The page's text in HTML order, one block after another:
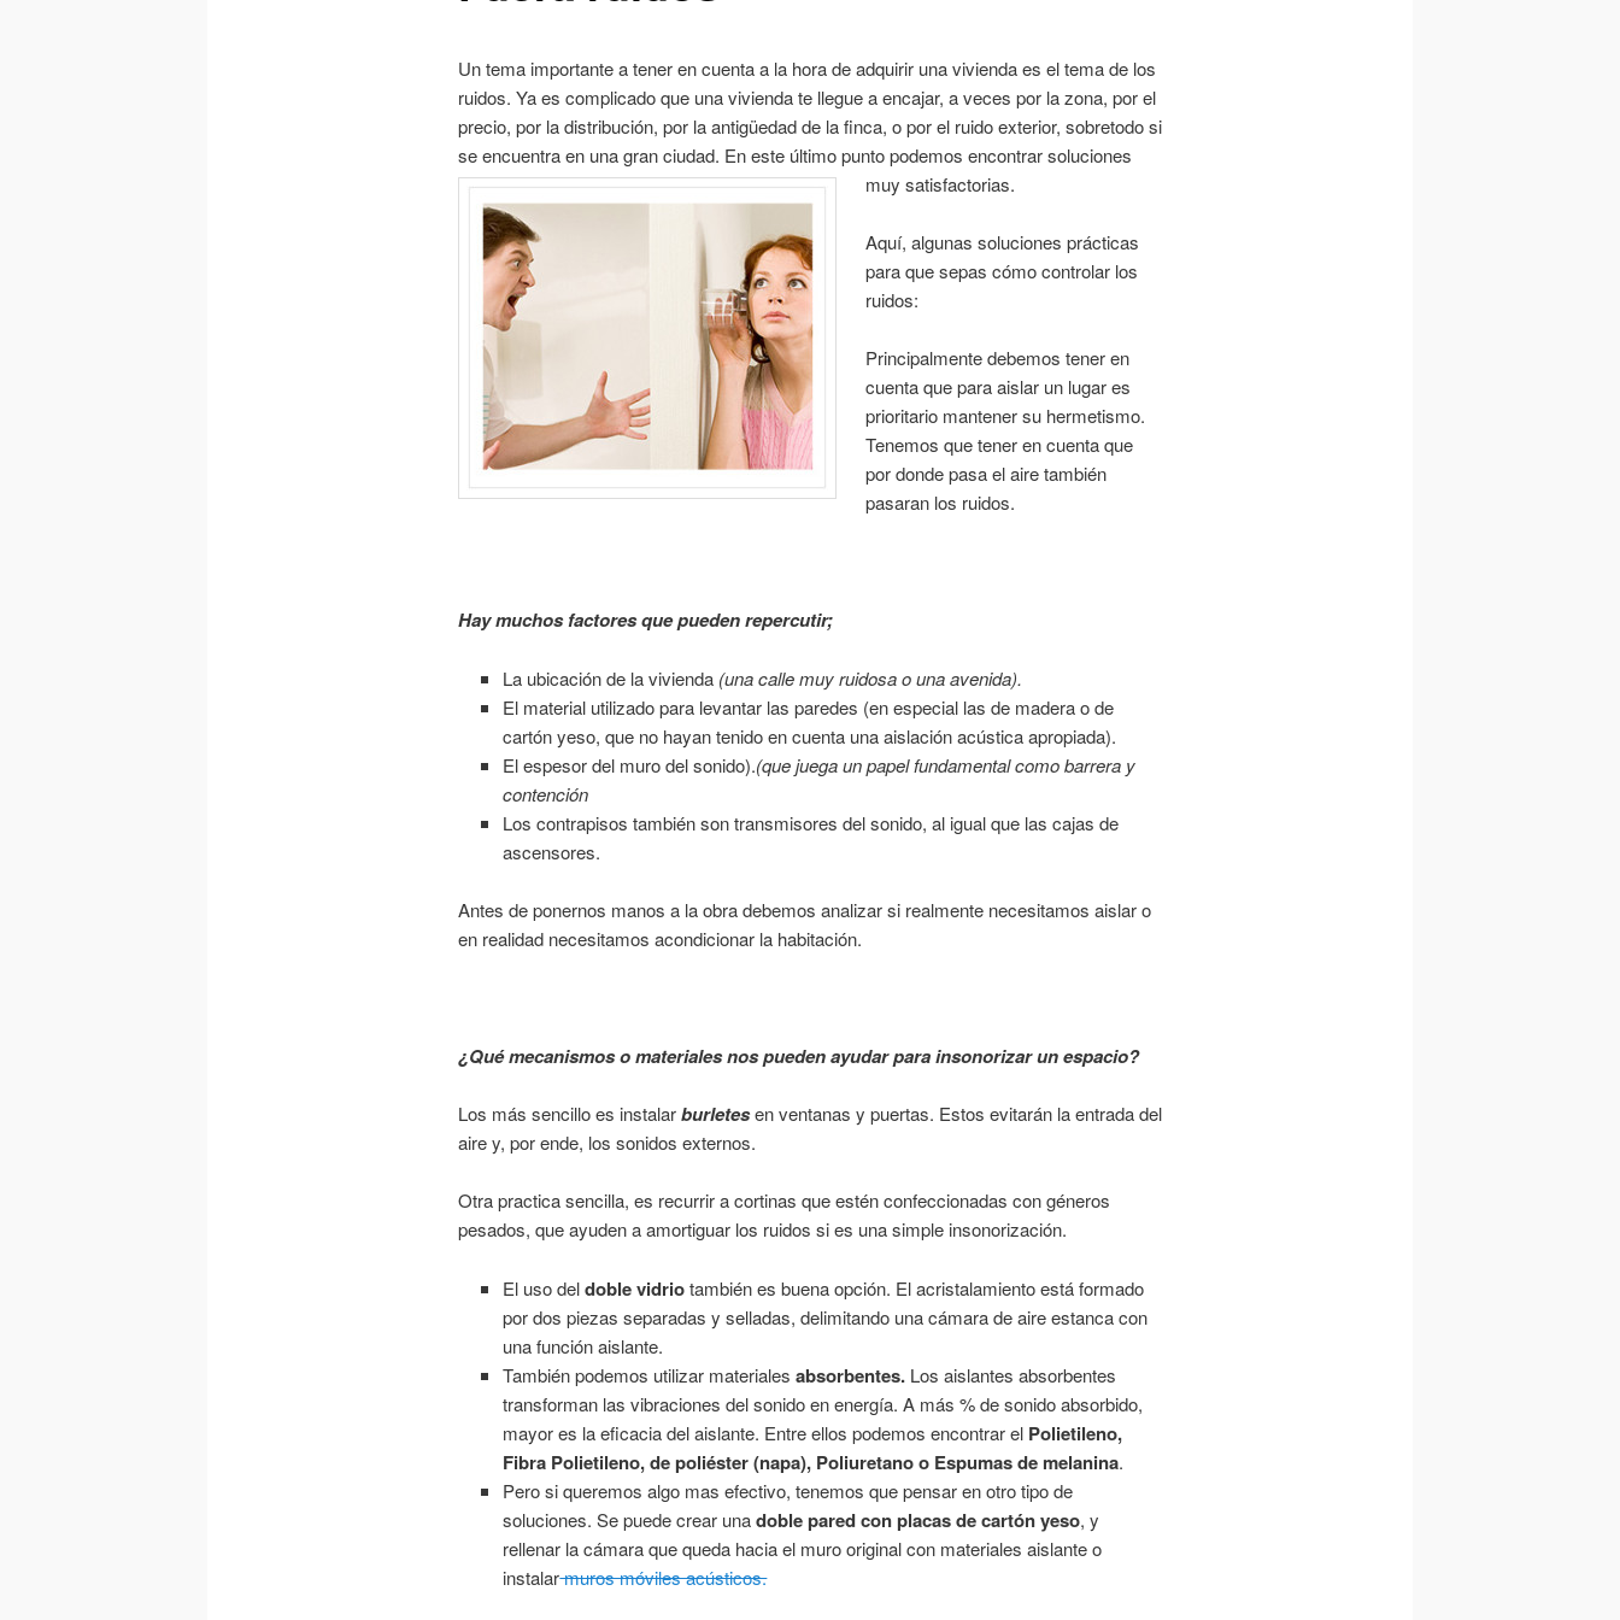
Un tema importante a tener en cuenta a la hora de adquirir una vivienda es el tema de los
ruidos. Ya es complicado que una vivienda te llegue a encajar, a veces por la zona, por el
precio, por la distribución, por la antigüedad de la finca, o por el ruido exterior, sobretodo si
se encuentra en una gran ciudad. En este último punto podemos encontrar soluciones
muy satisfactorias.
Aquí, algunas soluciones prácticas
para que sepas cómo controlar los
ruidos:
Principalmente debemos tener en
cuenta que para aislar un lugar es
prioritario mantener su hermetismo.
Tenemos que tener en cuenta que
por donde pasa el aire también
pasaran los ruidos.
Hay muchos factores que pueden repercutir;
La ubicación de la vivienda (una calle muy ruidosa o una avenida).
El material utilizado para levantar las paredes (en especial las de madera o de
cartón yeso, que no hayan tenido en cuenta una aislación acústica apropiada).
El espesor del muro del sonido).(que juega un papel fundamental como barrera y
contención
Los contrapisos también son transmisores del sonido, al igual que las cajas de
ascensores.
Antes de ponernos manos a la obra debemos analizar si realmente necesitamos aislar o
en realidad necesitamos acondicionar la habitación.
¿Qué mecanismos o materiales nos pueden ayudar para insonorizar un espacio?
Los más sencillo es instalarburletesen ventanas y puertas. Estos evitarán la entrada del
aire y, por ende, los sonidos externos.
Otra practica sencilla, es recurrir a cortinas que estén confeccionadas con géneros
pesados, que ayuden a amortiguar los ruidos si es una simple insonorización.
El uso deldoble vidriotambién es buena opción. El acristalamiento está formado
por dos piezas separadas y selladas, delimitando una cámara de aire estanca con
una función aislante.
También podemos utilizar materialesabsorbentes. Los aislantes absorbentes
transforman las vibraciones del sonido en energía. A más % de sonido absorbido,
mayor es la eficacia del aislante. Entre ellos podemos encontrar el Polietileno,
Fibra Polietileno, de poliéster (napa), Poliuretano o Espumas de melanina.
Pero si queremos algo mas efectivo, tenemos que pensar en otro tipo de
soluciones. Se puede crear unadoble pared con placas de cartón yeso, y
rellenar la cámara que queda hacia el muro original con materiales aislante o
instalarmuros móviles acústicos.